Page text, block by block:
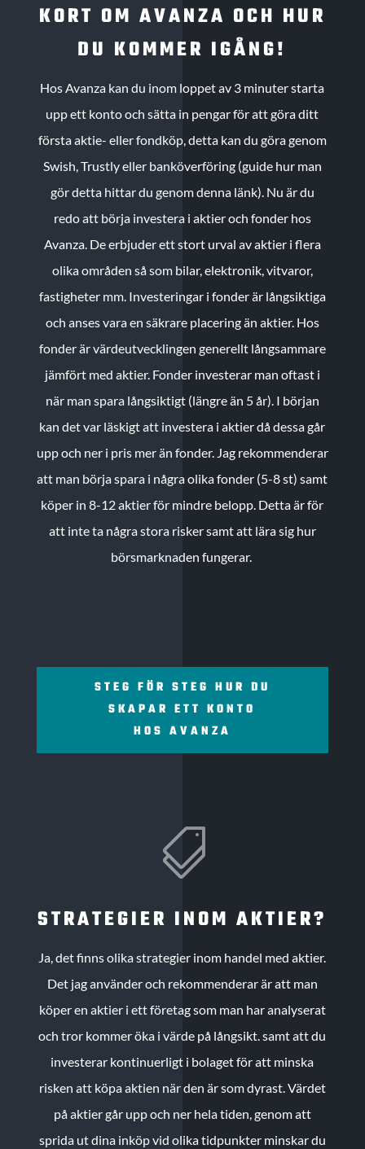
KORT OM AVANZA OCH HUR
DU KOMMER IGÅNG!
Hos Avanza kan du inom loppet av 3 minuter starta
upp ett konto och sätta in pengar för att göra ditt
första aktie- eller fondköp, detta kan du göra genom
Swish, Trustly eller banköverföring (guide hur man
gör detta hittar du genom denna länk). Nu är du
redo att börja investera i aktier och fonder hos
Avanza. De erbjuder ett stort urval av aktier i flera
olika områden så som bilar, elektronik, vitvaror,
fastigheter mm. Investeringar i fonder är långsiktiga
och anses vara en säkrare placering än aktier. Hos
fonder är värdeutvecklingen generellt långsammare
jämfört med aktier. Fonder investerar man oftast i
när man spara långsiktigt (längre än 5 år). I början
kan det var läskigt att investera i aktier då dessa går
upp och ner i pris mer än fonder. Jag rekommenderar
att man börja spara i några olika fonder (5-8 st) samt
köper in 8-12 aktier för mindre belopp. Detta är för
att inte ta några stora risker samt att lära sig hur
börsmarknaden fungerar.
STEG FÖR STEG HUR DU
SKAPAR ETT KONTO
HOS AVANZA

STRATEGIER INOM AKTIER?
Ja, det finns olika strategier inom handel med aktier.
Det jag använder och rekommenderar är att man
köper en aktier i ett företag som man har analyserat
och tror kommer öka i värde på långsikt. samt att du
investerar kontinuerligt i bolaget för att minska
risken att köpa aktien när den är som dyrast. Värdet
på aktier går upp och ner hela tiden, genom att
sprida ut dina inköp vid olika tidpunkter minskar du